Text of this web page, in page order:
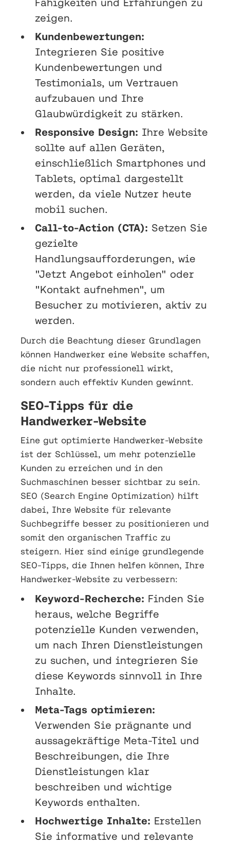
Fähigkeiten und Erfahrungen zu
zeigen.
Kundenbewertungen:
Integrieren Sie positive
Kundenbewertungen und
Testimonials, um Vertrauen
aufzubauen und Ihre
Glaubwürdigkeit zu stärken.
Responsive Design: Ihre Website
sollte auf allen Geräten,
einschließlich Smartphones und
Tablets, optimal dargestellt
werden, da viele Nutzer heute
mobil suchen.
Call-to-Action (CTA): Setzen Sie
gezielte
Handlungsaufforderungen, wie
"Jetzt Angebot einholen" oder
"Kontakt aufnehmen", um
Besucher zu motivieren, aktiv zu
werden.
Durch die Beachtung dieser Grundlagen
können Handwerker eine Website schaffen,
die nicht nur professionell wirkt,
sondern auch effektiv Kunden gewinnt.
SEO-Tipps für die
Handwerker-Website
Eine gut optimierte Handwerker-Website
ist der Schlüssel, um mehr potenzielle
Kunden zu erreichen und in den
Suchmaschinen besser sichtbar zu sein.
SEO (Search Engine Optimization) hilft
dabei, Ihre Website für relevante
Suchbegriffe besser zu positionieren und
somit den organischen Traffic zu
steigern. Hier sind einige grundlegende
SEO-Tipps, die Ihnen helfen können, Ihre
Handwerker-Website zu verbessern:
Keyword-Recherche: Finden Sie
heraus, welche Begriffe
potenzielle Kunden verwenden,
um nach Ihren Dienstleistungen
zu suchen, und integrieren Sie
diese Keywords sinnvoll in Ihre
Inhalte.
Meta-Tags optimieren:
Verwenden Sie prägnante und
aussagekräftige Meta-Titel und
Beschreibungen, die Ihre
Dienstleistungen klar
beschreiben und wichtige
Keywords enthalten.
Hochwertige Inhalte: Erstellen
Sie informative und relevante